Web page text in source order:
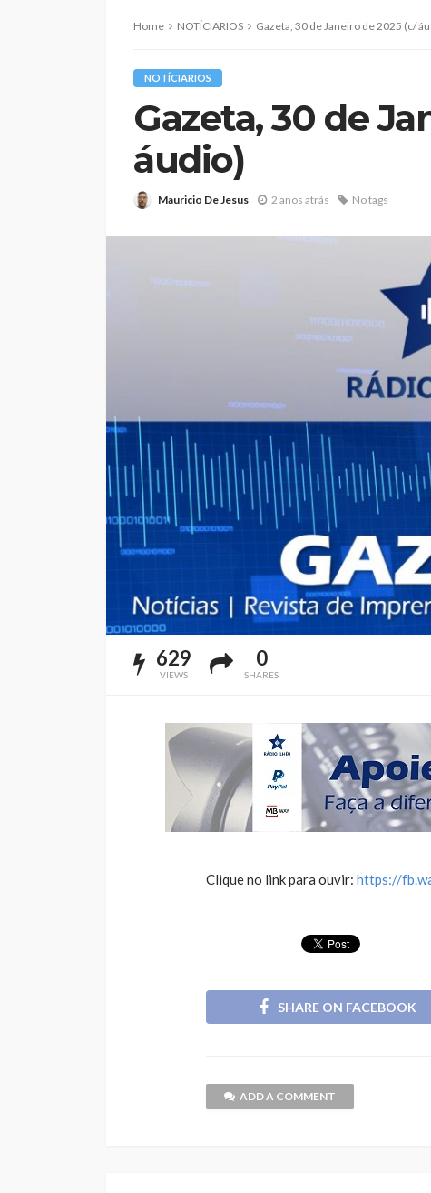
Home NOTÍCIARIOS Gazeta, 30 de Janeiro de 2025 (c/
NOTÍCIARIOS
Gazeta, 30 de
áudio)
Mauricio De Jesus 2 anos atrás No tags
629
VIEWS
0
SHARES
Clique no link para ouvir: https://
SHARE ON FACEBOOK
ADD A COMMENT